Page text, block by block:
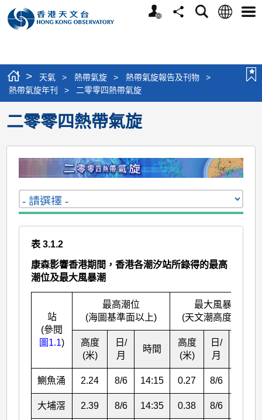
個
分
搜
語
選
> 天氣 > 熱帶氣旋 > 熱帶氣旋報告及刊物
>
熱帶氣旋年刊
> 二零零四熱帶氣旋
二零零四熱帶氣旋
表 3.1.2
康森影響香港期間，香港各潮汐站所錄得的最高
潮位及最大風暴潮
站
(參閱
圖1.1)
最高潮位
(海圖基準面以上)
最大風暴潮
(天文潮高度以上)
高度
(米)
日/
月
時間
高度
(米)
日/
月
鰂魚涌 2.24 8/6 14:15 0.27 8/6
大埔滘 2.39 8/6 14:35 0.38 8/6